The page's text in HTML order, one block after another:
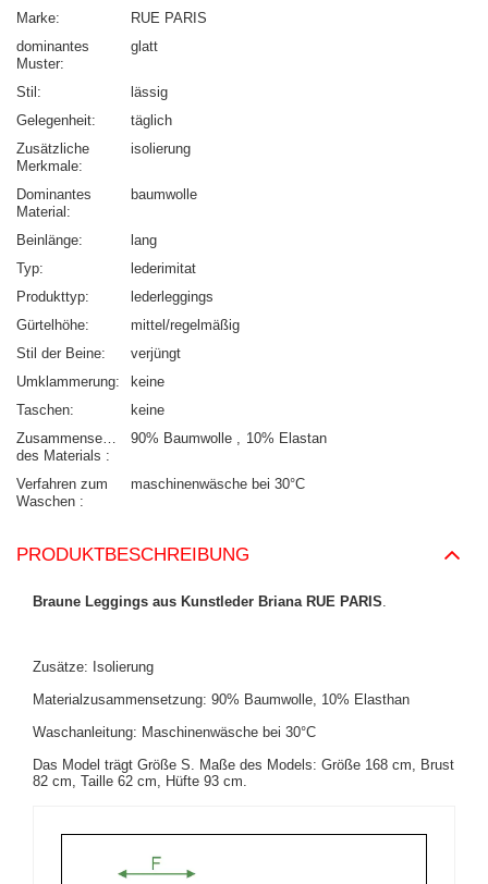
Marke
RUE PARIS
dominantes
Muster
glatt
Stil
lässig
Gelegenheit
täglich
Zusätzliche
Merkmale
isolierung
Dominantes
Material
baumwolle
Beinlänge
lang
Typ
lederimitat
Produkttyp
lederleggings
Gürtelhöhe
mittel/regelmäßig
Stil der Beine
verjüngt
Umklammerung
keine
Taschen
keine
Zusammensetzung
des Materials
90% Baumwolle 10% Elastan
Verfahren zum
Waschen
maschinenwäsche bei 30°C
PRODUKTBESCHREIBUNG
Braune Leggings aus Kunstleder Briana RUE PARIS.
Zusätze: Isolierung
Materialzusammensetzung: 90% Baumwolle, 10% Elasthan
Waschanleitung: Maschinenwäsche bei 30°C
Das Model trägt Größe S. Maße des Models: Größe 168 cm, Brust
82 cm, Taille 62 cm, Hüfte 93 cm.